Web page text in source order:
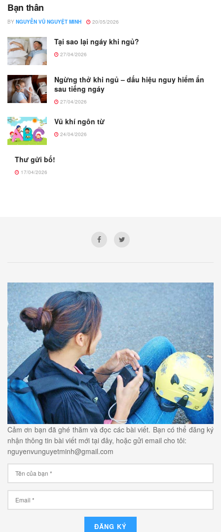
Bạn thân
BY NGUYỄN VŨ NGUYỆT MINH 20/05/2026
Tại sao lại ngáy khi ngủ?
27/04/2026
Ngừng thở khi ngủ – dấu hiệu nguy hiểm ẩn
sau tiếng ngáy
27/04/2026
Vũ khí ngôn từ
24/04/2026
Thư gửi bố!
17/04/2026
Cảm ơn bạn đã ghé thăm và đọc các bài viết. Bạn có thể đăng ký
nhận thông tin bài viết mới tại đây, hoặc gửi email cho tôi:
nguyenvunguyetminh@gmail.com